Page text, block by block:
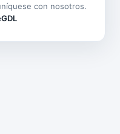
con nosotros.